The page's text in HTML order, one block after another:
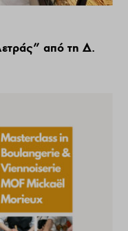
από τη Δ.